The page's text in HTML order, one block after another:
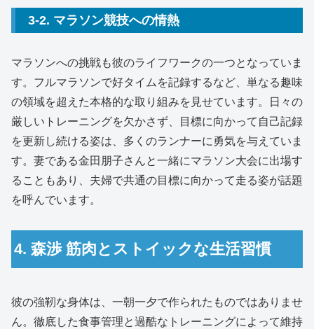
3-2. マラソン競技への情熱
マラソンへの挑戦も彼のライフワークの一つとなっていま
す。フルマラソンで好タイムを記録するなど、単なる趣味
の領域を超えた本格的な取り組みを見せています。日々の
厳しいトレーニングを欠かさず、目標に向かって自己記録
を更新し続ける姿は、多くのランナーに勇気を与えていま
す。妻である金田朋子さんと一緒にマラソン大会に出場す
ることもあり、夫婦で共通の目標に向かって走る姿が話題
を呼んでいます。
4. 森渉 筋肉とストイックな生活習慣
彼の強靭な身体は、一朝一夕で作られたものではありませ
ん。徹底した食事管理と過酷なトレーニングによって維持